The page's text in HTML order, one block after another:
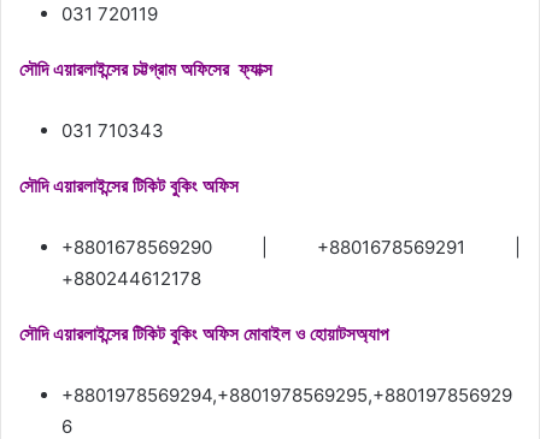
031 720119
সৌদি এয়ারলাইন্সের চট্টগ্রাম অফিসের ফ্যাক্স
031 710343
সৌদি এয়ারলাইন্সের টিকিট বুকিং অফিস
+8801678569290 | +8801678569291 |
+880244612178
সৌদি এয়ারলাইন্সের টিকিট বুকিং অফিস মোবাইল ও হোয়াটসঅ্যাপ
+8801978569294,+8801978569295,+880197856929
6